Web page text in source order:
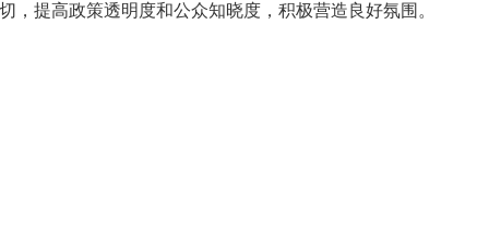
，提高政策透明度和公众知晓度，积极营造良好氛围。